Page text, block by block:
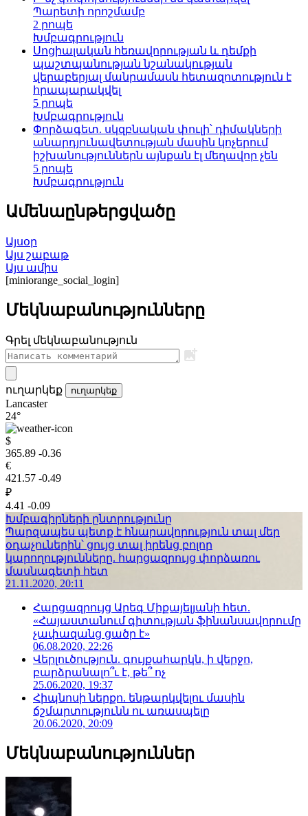
Պարետի որոշմամբ
2 րոպե
Խմբագրություն
Սոցիալական հեռավորության և դեմքի
պաշտպանության նշանակության
վերաբերյալ մանրամասն հետազոտություն է
հրապարակվել
5 րոպե
Խմբագրություն
Փորձագետ. սկզբնական փուլի՝ դիմակների
անարդյունավետության մասին կոչերում
իշխանություններն այնքան էլ մեղավոր չեն
5 րոպե
Խմբագրություն
Ամենաընթերցվածը
Այսօր
Այս շաբաթ
Այս ամիս
[miniorange_social_login]
Մեկնաբանությունները
Գրել մեկնաբանություն
ուղարկեք ուղարկեք
Lancaster
24°
$
365.89 -0.36
€
421.57 -0.49
₽
4.41 -0.09
Խմբագիրների ընտրությունը
Պարզապես պետք է հնարավորություն տալ մեր
օդաչուներին՝ ցույց տալ իրենց բոլոր
կարողությունները. հարցազրույց փորձառու
մասնագետի հետ
21.11.2020, 20:11
Հարցազրույց Արեգ Միքայելյանի հետ.
«Հայաստանում գիտության ֆինանսավորումը
չափազանց ցածր է»
06.08.2020, 22:26
Վերլուծություն. գույքահարկն, ի վերջո,
բարձրանալո՞ւ է, թե՞ ոչ
25.06.2020, 19:37
Հիպնոսի ներքո. ենթարկվելու մասին
ճշմարտությունն ու առասպելը
20.06.2020, 20:09
Մեկնաբանություններ